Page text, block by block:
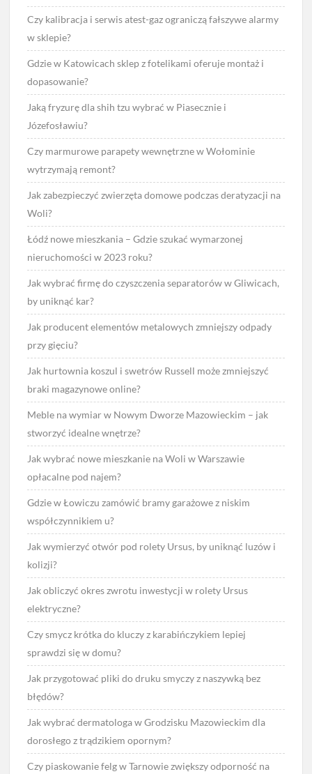
Czy kalibracja i serwis atest-gaz ograniczą fałszywe alarmy
w sklepie?
Gdzie w Katowicach sklep z fotelikami oferuje montaż i
dopasowanie?
Jaką fryzurę dla shih tzu wybrać w Piasecznie i
Józefosławiu?
Czy marmurowe parapety wewnętrzne w Wołominie
wytrzymają remont?
Jak zabezpieczyć zwierzęta domowe podczas deratyzacji na
Woli?
Łódź nowe mieszkania – Gdzie szukać wymarzonej
nieruchomości w 2023 roku?
Jak wybrać firmę do czyszczenia separatorów w Gliwicach,
by uniknąć kar?
Jak producent elementów metalowych zmniejszy odpady
przy gięciu?
Jak hurtownia koszul i swetrów Russell może zmniejszyć
braki magazynowe online?
Meble na wymiar w Nowym Dworze Mazowieckim – jak
stworzyć idealne wnętrze?
Jak wybrać nowe mieszkanie na Woli w Warszawie
opłacalne pod najem?
Gdzie w Łowiczu zamówić bramy garażowe z niskim
współczynnikiem u?
Jak wymierzyć otwór pod rolety Ursus, by uniknąć luzów i
kolizji?
Jak obliczyć okres zwrotu inwestycji w rolety Ursus
elektryczne?
Czy smycz krótka do kluczy z karabińczykiem lepiej
sprawdzi się w domu?
Jak przygotować pliki do druku smyczy z naszywką bez
błędów?
Jak wybrać dermatologa w Grodzisku Mazowieckim dla
dorosłego z trądzikiem opornym?
Czy piaskowanie felg w Tarnowie zwiększy odporność na